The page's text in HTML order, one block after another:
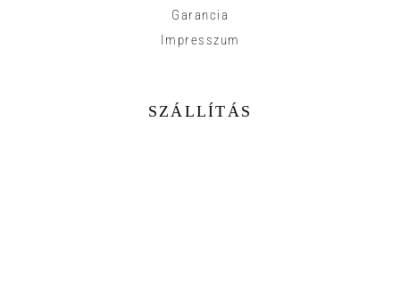
Garancia
Impresszum
SZÁLLÍTÁS